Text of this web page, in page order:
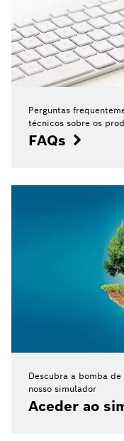
Perguntas
técnicos sobre os
FAQs
Descubra a bomba
nosso simulador
Aceder ao